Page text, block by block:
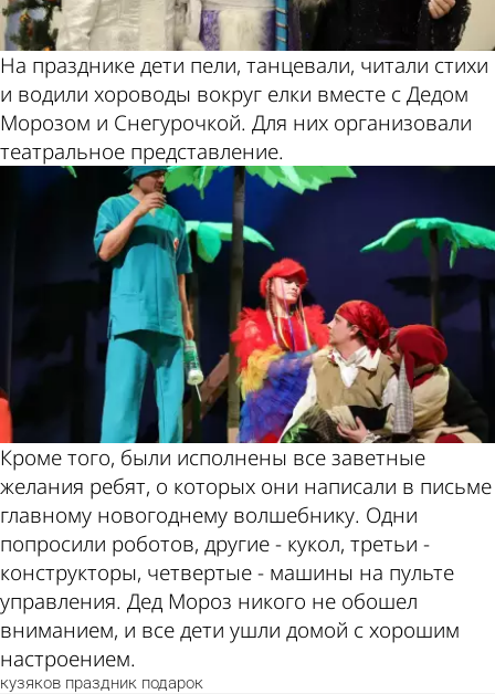
На празднике дети пели, танцевали, читали стихи
и водили хороводы вокруг елки вместе с Дедом
Морозом и Снегурочкой. Для них организовали
театральное представление.
Кроме того, были исполнены все заветные
желания ребят, о которых они написали в письме
главному новогоднему волшебнику. Одни
попросили роботов, другие - кукол, третьи -
конструкторы, четвертые - машины на пульте
управления. Дед Мороз никого не обошел
вниманием, и все дети ушли домой с хорошим
настроением.
кузяков праздник подарок